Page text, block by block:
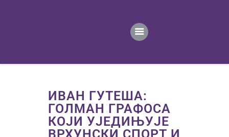
ПРОДАВНИЦА
КОНТАКТ
ИВАН ГУТЕША:
ГОЛМАН ГРАФОСА
КОЈИ УЈЕДИЊУЈЕ